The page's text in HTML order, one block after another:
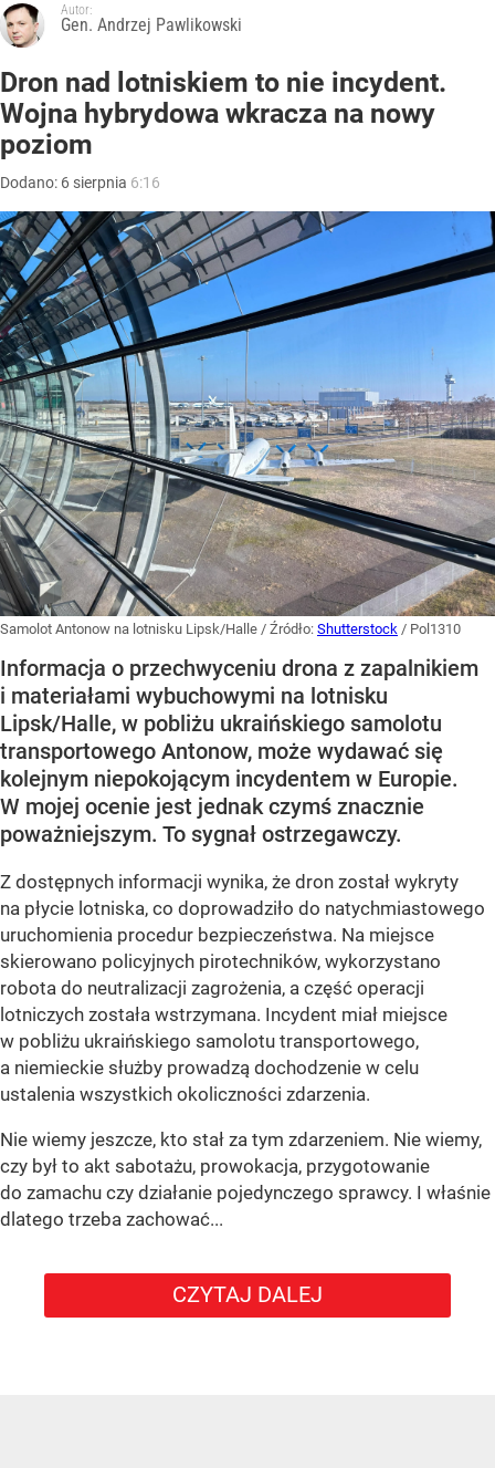
Autor:
Gen. Andrzej Pawlikowski
Dron nad lotniskiem to nie incydent.
Wojna hybrydowa wkracza na nowy
poziom
Dodano: 6 sierpnia 6:16
Samolot Antonow na lotnisku Lipsk/Halle / Źródło: Shutterstock / Pol1310
Informacja o przechwyceniu drona z zapalnikiem
i materiałami wybuchowymi na lotnisku
Lipsk/Halle, w pobliżu ukraińskiego samolotu
transportowego Antonow, może wydawać się
kolejnym niepokojącym incydentem w Europie.
W mojej ocenie jest jednak czymś znacznie
poważniejszym. To sygnał ostrzegawczy.
Z dostępnych informacji wynika, że dron został wykryty
na płycie lotniska, co doprowadziło do natychmiastowego
uruchomienia procedur bezpieczeństwa. Na miejsce
skierowano policyjnych pirotechników, wykorzystano
robota do neutralizacji zagrożenia, a część operacji
lotniczych została wstrzymana. Incydent miał miejsce
w pobliżu ukraińskiego samolotu transportowego,
a niemieckie służby prowadzą dochodzenie w celu
ustalenia wszystkich okoliczności zdarzenia.
Nie wiemy jeszcze, kto stał za tym zdarzeniem. Nie wiemy,
czy był to akt sabotażu, prowokacja, przygotowanie
do zamachu czy działanie pojedynczego sprawcy. I właśnie
dlatego trzeba zachować...
CZYTAJ DALEJ